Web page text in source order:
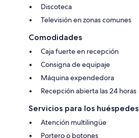
Discoteca
Televisión en zonas comunes
Comodidades
Caja fuerte en recepción
Consigna de equipaje
Máquina expendedora
Recepción abierta las 24 horas
Servicios para los huéspedes
Atención multilingüe
Portero o botones